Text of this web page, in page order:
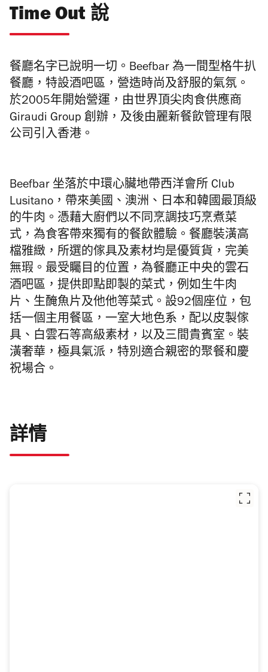
Time Out 說
餐廳名字已說明一切。Beefbar 為一間型格牛扒
餐廳，特設酒吧區，營造時尚及舒服的氣氛。
於2005年開始營運，由世界頂尖肉食供應商
Giraudi Group 創辦，及後由麗新餐飲管理有限
公司引入香港。
Beefbar 坐落於中環心臟地帶西洋會所 Club
Lusitano，帶來美國、澳洲、日本和韓國最頂級
的牛肉。憑藉大廚們以不同烹調技巧烹煮菜
式，為食客帶來獨有的餐飲體驗。餐廳裝潢高
檔雅緻，所選的傢具及素材均是優質貨，完美
無瑕。最受矚 目的位置，為餐廳正中央的雲石
酒吧區，提供即點即製的菜式， 例如生牛肉
片、生醃魚片及他他等菜式。設92個座位，包
括一個主用餐區，一室大地色系，配以皮製傢
具、白雲石等高級素材， 以及三間貴賓室。裝
潢奢華，極具氣派， 特別適合親密的聚餐和慶
祝場合。
詳情